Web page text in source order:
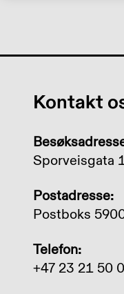
Kontakt
Sporveisgata
Postadresse:
Postboks
Telefon:
+47 23 21 50